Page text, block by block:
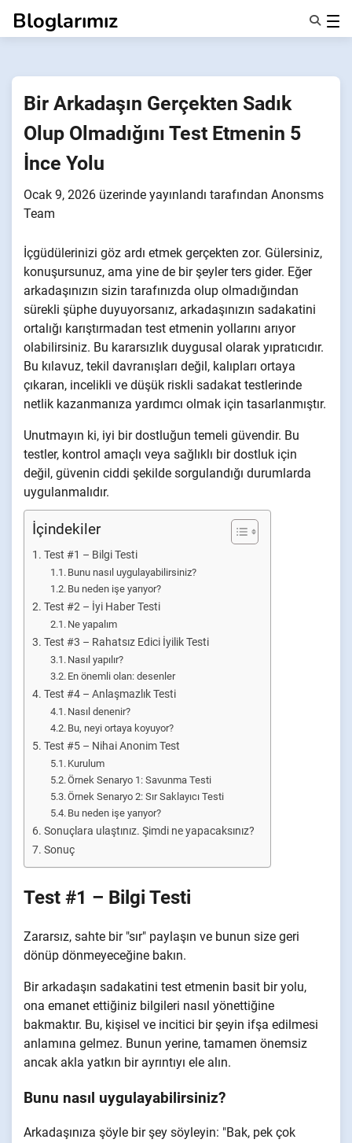
geçBloglarımız
Hakkımızda
Bir Arkadaşın Gerçekten Sadık
Olup Olmadığını Test Etmenin 5
İnce Yolu
Ocak 9, 2026 üzerinde yayınlandı tarafından Anonsms
Team
İçgüdülerinizi göz ardı etmek gerçekten zor. Gülersiniz,
konuşursunuz, ama yine de bir şeyler ters gider. Eğer
arkadaşınızın sizin tarafınızda olup olmadığından
sürekli şüphe duyuyorsanız, arkadaşınızın sadakatini
ortalığı karıştırmadan test etmenin yollarını arıyor
olabilirsiniz. Bu kararsızlık duygusal olarak yıpratıcıdır.
Bu kılavuz, tekil davranışları değil, kalıpları ortaya
çıkaran, incelikli ve düşük riskli sadakat testlerinde
netlik kazanmanıza yardımcı olmak için tasarlanmıştır.
Unutmayın ki, iyi bir dostluğun temeli güvendir. Bu
testler, kontrol amaçlı veya sağlıklı bir dostluk için
değil, güvenin ciddi şekilde sorgulandığı durumlarda
uygulanmalıdır.
İçindekiler
Test #1 – Bilgi Testi
Bunu nasıl uygulayabilirsiniz?
Bu neden işe yarıyor?
Test #2 – İyi Haber Testi
Ne yapalım
Test #3 – Rahatsız Edici İyilik Testi
Nasıl yapılır?
En önemli olan: desenler
Test #4 – Anlaşmazlık Testi
Nasıl denenir?
Bu, neyi ortaya koyuyor?
Test #5 – Nihai Anonim Test
Kurulum
Örnek Senaryo 1: Savunma Testi
Örnek Senaryo 2: Sır Saklayıcı Testi
Bu neden işe yarıyor?
Sonuçlara ulaştınız. Şimdi ne yapacaksınız?
Sonuç
Test #1 – Bilgi Testi
Zararsız, sahte bir "sır" paylaşın ve bunun size geri
dönüp dönmeyeceğine bakın.
Bir arkadaşın sadakatini test etmenin basit bir yolu,
ona emanet ettiğiniz bilgileri nasıl yönettiğine
bakmaktır. Bu, kişisel ve incitici bir şeyin ifşa edilmesi
anlamına gelmez. Bunun yerine, tamamen önemsiz
ancak akla yatkın bir ayrıntıyı ele alın.
Bunu nasıl uygulayabilirsiniz?
Arkadaşınıza şöyle bir şey söyleyin: "Bak, pek çok